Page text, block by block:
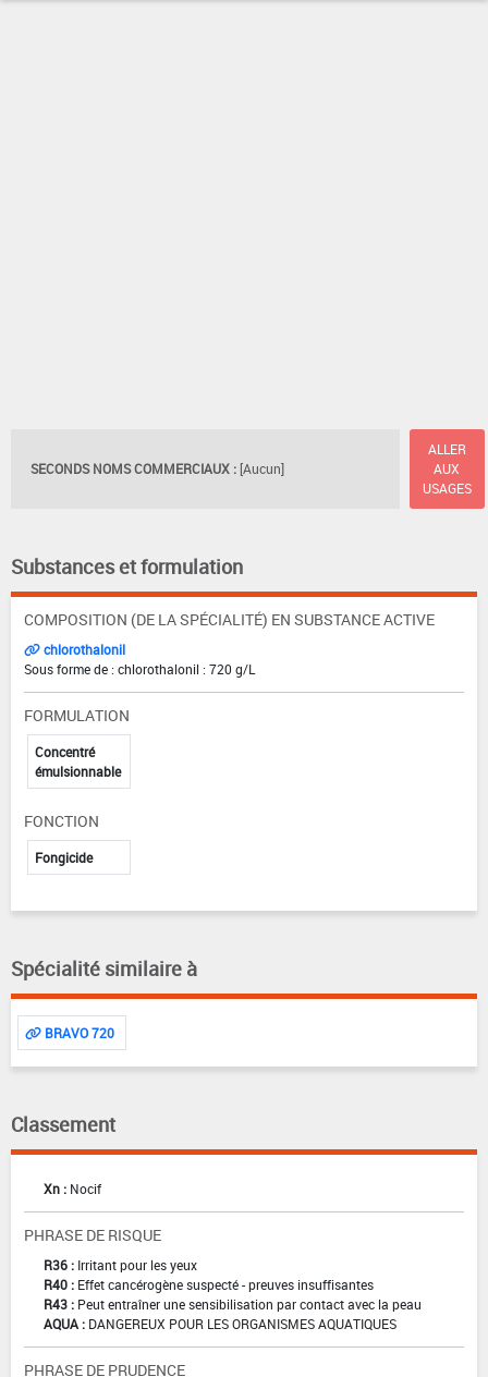
SECONDS NOMS COMMERCIAUX : [Aucun]
ALLER
AUX
USAGES
Substances et formulation
COMPOSITION (DE LA SPÉCIALITÉ) EN SUBSTANCE ACTIVE
chlorothalonil
Sous forme de : chlorothalonil : 720 g/L
FORMULATION
Concentré
émulsionnable
FONCTION
Fongicide
Spécialité similaire à
BRAVO 720
Classement
Xn : Nocif
PHRASE DE RISQUE
R36 : Irritant pour les yeux
R40 : Effet cancérogène suspecté - preuves insuffisantes
R43 : Peut entraîner une sensibilisation par contact avec la peau
AQUA : DANGEREUX POUR LES ORGANISMES AQUATIQUES
PHRASE DE PRUDENCE